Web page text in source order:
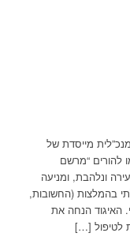
מייסדת של
להורים “מרשם
ונלהבת, ומניעה
בהמלצות (החשובות,
האיגוד הנחה את
לטיפול […]